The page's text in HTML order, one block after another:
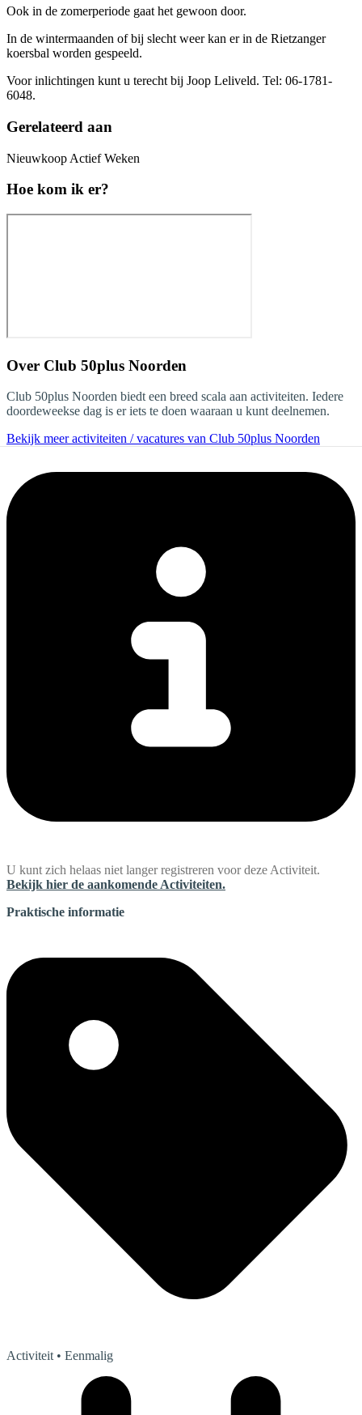
Ook in de zomerperiode gaat het gewoon door.
In de wintermaanden of bij slecht weer kan er in de Rietzanger
koersbal worden gespeeld.
Voor inlichtingen kunt u terecht bij Joop Leliveld. Tel: 06-1781-
6048.
Gerelateerd aan
Nieuwkoop Actief Weken
Hoe kom ik er?
Over Club 50plus Noorden
Club 50plus Noorden biedt een breed scala aan activiteiten. Iedere
doordeweekse dag is er iets te doen waaraan u kunt deelnemen.
Bekijk meer activiteiten / vacatures van Club 50plus Noorden
U kunt zich helaas niet langer registreren voor deze Activiteit.
Bekijk hier de aankomende Activiteiten.
Praktische informatie
Activiteit • Eenmalig